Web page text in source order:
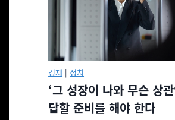
경제 | 정치
‘그 성장이 나와 무슨 상
답할 준비를 해야 한다